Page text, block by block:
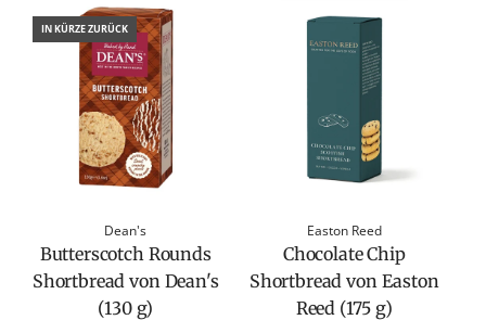
IN KÜRZE ZURÜCK
Dean's
Butterscotch Rounds
Shortbread von Dean's
(130 g)
Easton Reed
Chocolate Chip
Shortbread von Easton
Reed (175 g)